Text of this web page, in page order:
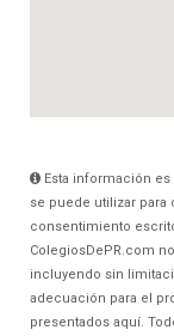
Esta información
se puede utilizar
consentimiento
ColegiosDePR.com
incluyendo sin
adecuación para el
presentados aquí.